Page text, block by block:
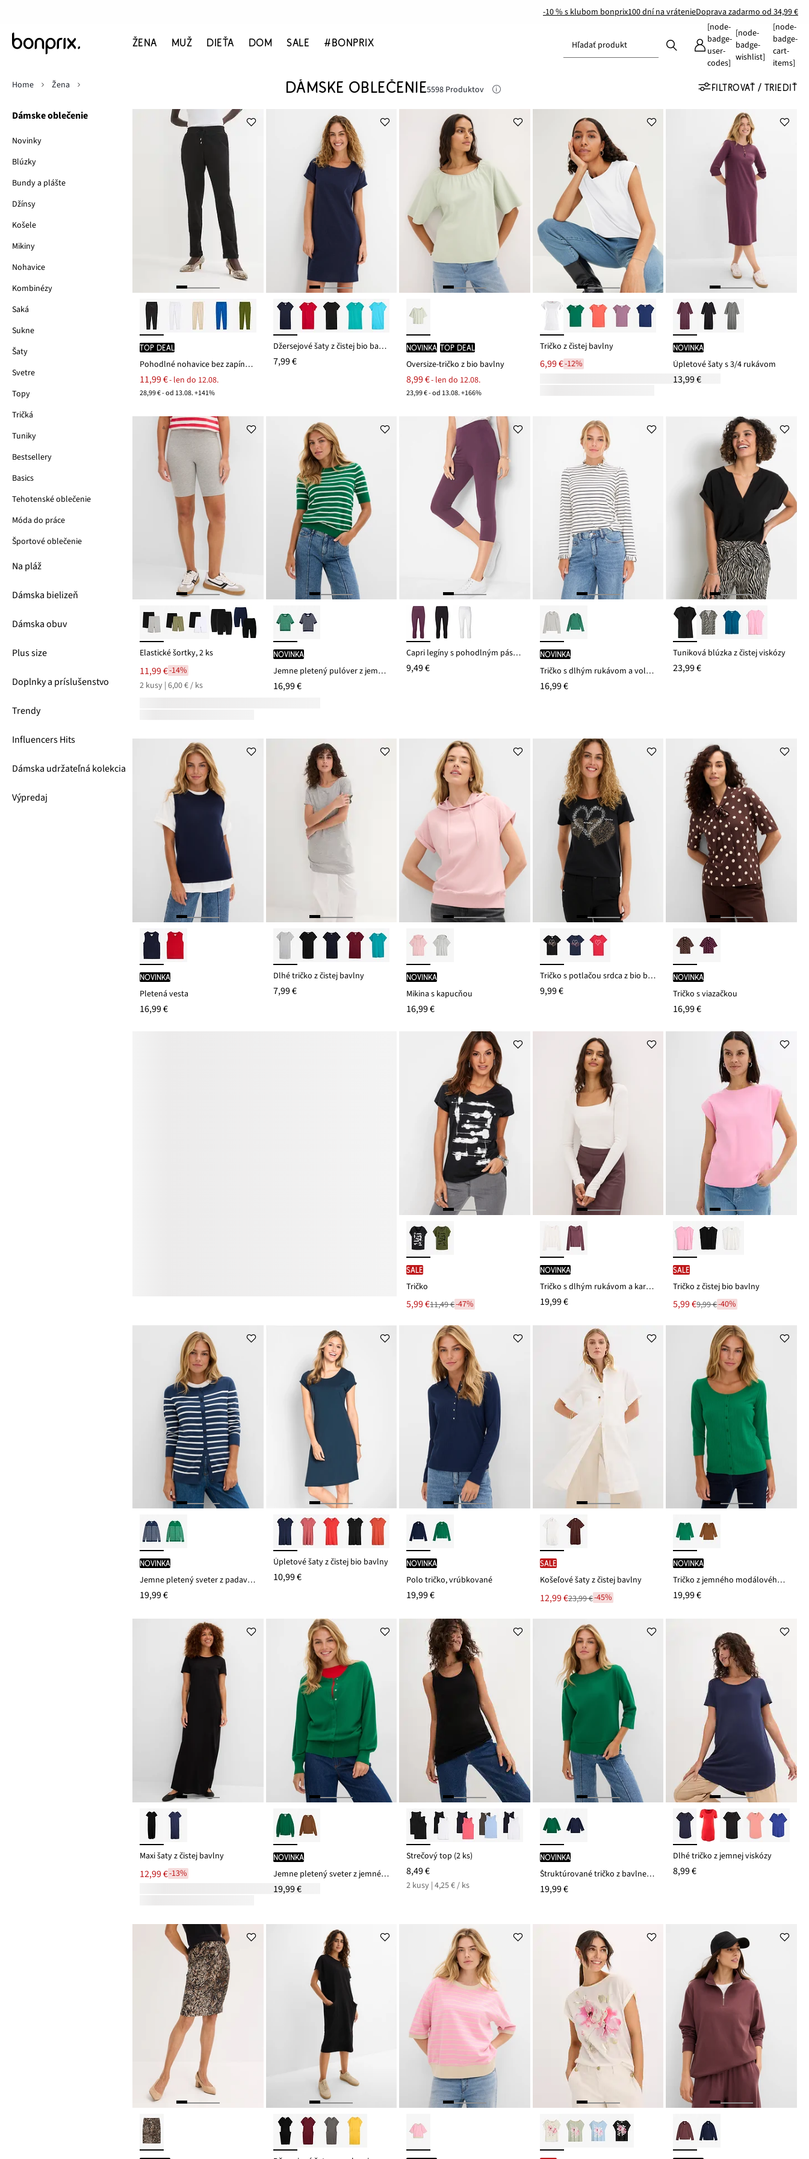
-10 % s klubom bonprix100 dní na vrátenieDoprava zadarmo od 34,99 €
ŽENA MUŽ DIEŤA DOM SALE #BONPRIX Hľadať produkt
[node-
badge-
user-
codes]
[node-
badge-
wishlist]
[node-
badge-
cart-
items]
Dámske oblečenie
Novinky
Blúzky
Bundy a plášte
Džínsy
Košele
Mikiny
Nohavice
Kombinézy
Saká
Sukne
Šaty
Svetre
Topy
Tričká
Tuniky
Bestsellery
Basics
Tehotenské oblečenie
Móda do práce
Športové oblečenie
Na pláž
Dámska bielizeň
Dámska obuv
Plus size
Doplnky a príslušenstvo
Trendy
Influencers Hits
Dámska udržateľná kolekcia
Výpredaj
Home Žena DÁMSKE OBLEČENIE5598 Produktov FILTROVAŤ / TRIEDIŤ
TOP DEAL
Pohodlné nohavice bez zapínania Punto di Roma
11,99 €- len do 12.08.
28,99 € - od 13.08. +141%
Džersejové šaty z čistej bio bavlny
7,99 €
novinka TOP DEAL
Oversize-tričko z bio bavlny
8,99 €- len do 12.08.
23,99 € - od 13.08. +166%
Tričko z čistej bavlny
6,99 €-12%
novinka
Úpletové šaty s 3/4 rukávom
13,99 €
Elastické šortky, 2 ks
11,99 €-14%
2 kusy | 6,00 € / ks
novinka
Jemne pletený pulóver z jemného viskózového mixu
16,99 €
Capri legíny s pohodlným pásom
9,49 €
novinka
Tričko s dlhým rukávom a volánmi
16,99 €
Tuniková blúzka z čistej viskózy
23,99 €
novinka
Pletená vesta
16,99 €
Dlhé tričko z čistej bavlny
7,99 €
novinka
Mikina s kapucňou
16,99 €
Tričko s potlačou srdca z bio bavlny
9,99 €
novinka
Tričko s viazačkou
16,99 €
SALE
Tričko
Nová
cena
5,99 €
Zľava
11,49 €
11,49 €-47%
novinka
Tričko s dlhým rukávom a karé výstrihom
19,99 €
SALE
Tričko z čistej bio bavlny
Nová
cena
je
5,99 €
Zľava 9,99 €-40%
novinka
Jemne pletený sveter z padavého viskózového mixu
19,99 €
Úpletové šaty z čistej bio bavlny
10,99 €
novinka
Polo tričko, vrúbkované
19,99 €
SALE
Košeľové šaty z čistej bavlny
Nová
cena
je
12,99 €
Zľava 23,99 €-45%
novinka
Tričko z jemného modálového mixu
19,99 €
Maxi šaty z čistej bavlny
12,99 €-13%
novinka
Jemne pletený sveter z jemného viskózového mixu
19,99 €
Strečový top (2 ks)
8,49 €
2 kusy | 4,25 € / ks
novinka
Štruktúrované tričko z bavlneného mixu
19,99 €
Dlhé tričko z jemnej viskózy
8,99 €